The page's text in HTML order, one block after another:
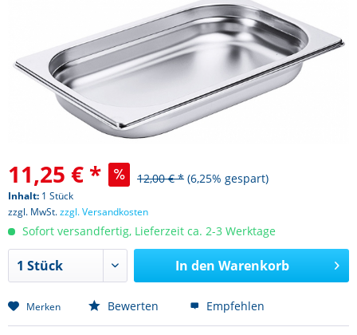
11,25 € * 12,00 € * (6,25% gespart)
Inhalt: 1 Stück
zzgl. MwSt.zzgl. Versandkosten
Sofort versandfertig, Lieferzeit ca. 2-3 Werktage
In den Warenkorb
Merken Bewerten Empfehlen